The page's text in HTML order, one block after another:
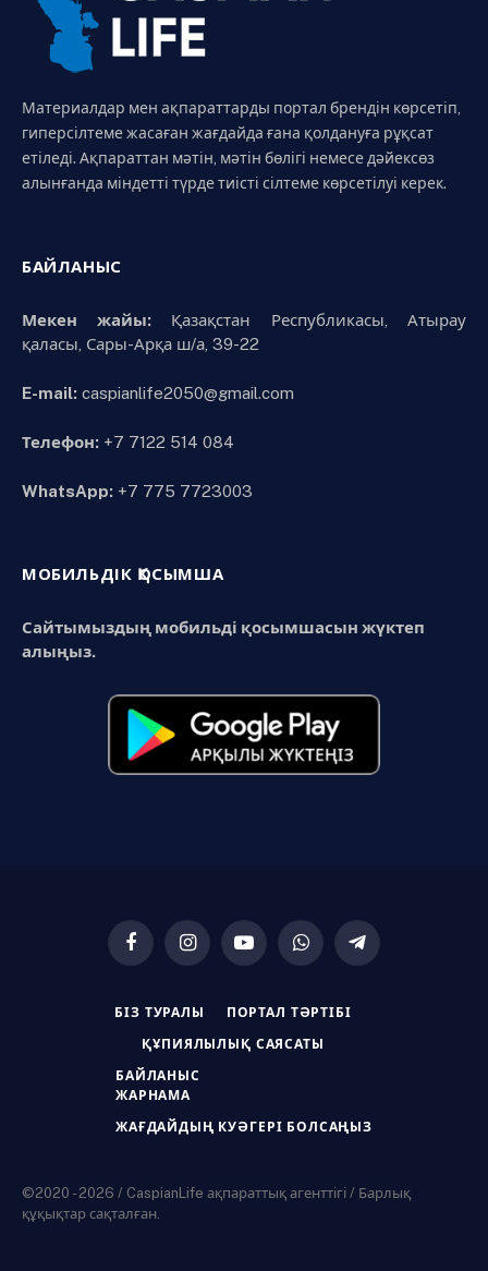
Материалдар мен ақпараттарды портал брендін көрсетіп,
гиперсілтеме жасаған жағдайда ғана қолдануға рұқсат
етіледі. Ақпараттан мәтін, мәтін бөлігі немесе дәйексөз
алынғанда міндетті түрде тиісті сілтеме көрсетілуі керек.
БАЙЛАНЫС
Мекен жайы:Қазақстан Республикасы, Атырау
қаласы, Сары-Арқа ш/а, 39-22
E-mail: caspianlife2050@gmail.com
Телефон: +7 7122 514 084
WhatsApp: +7 775 7723003
МОБИЛЬДІК ҚОСЫМША
Сайтымыздың мобильді қосымшасын жүктеп
алыңыз.
FacebookInstagramYouTubeWhatsAppTelegram
БІЗ ТУРАЛЫ ПОРТАЛ ТӘРТІБІ
ҚҰПИЯЛЫЛЫҚ САЯСАТЫ
БАЙЛАНЫС
ЖАРНАМА
ЖАҒДАЙДЫҢ КУӘГЕРІ БОЛСАҢЫЗ
©2020 - 2026 / CaspianLife ақпараттық агенттігі / Барлық
құқықтар сақталған.